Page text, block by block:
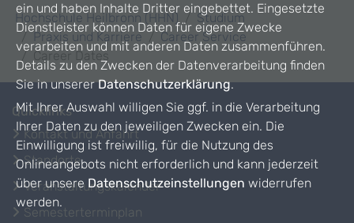
Hochschule Heilbronn (HHN)
Studium
Praxis und Karriere
Career Service
Career Dates
Quicklinks
Kontakt und Anfahrt
Standorte
Veranstaltungskalender
Semesterterminplan
ein und haben Inhalte Dritter eingebettet. Eingesetzte
Dienstleister können Daten für eigene Zwecke
verarbeiten und mit anderen Daten zusammenführen.
Details zu den Zwecken der Datenverarbeitung finden
Sie in unsererDatenschutzerklärung.
Mit Ihrer Auswahl willigen Sie ggf. in die Verarbeitung
Ihrer Daten zu den jeweiligen Zwecken ein. Die
Einwilligung ist freiwillig, für die Nutzung des
Onlineangebots nicht erforderlich und kann jederzeit
über unsere Datenschutzeinstellungen widerrufen
werden.